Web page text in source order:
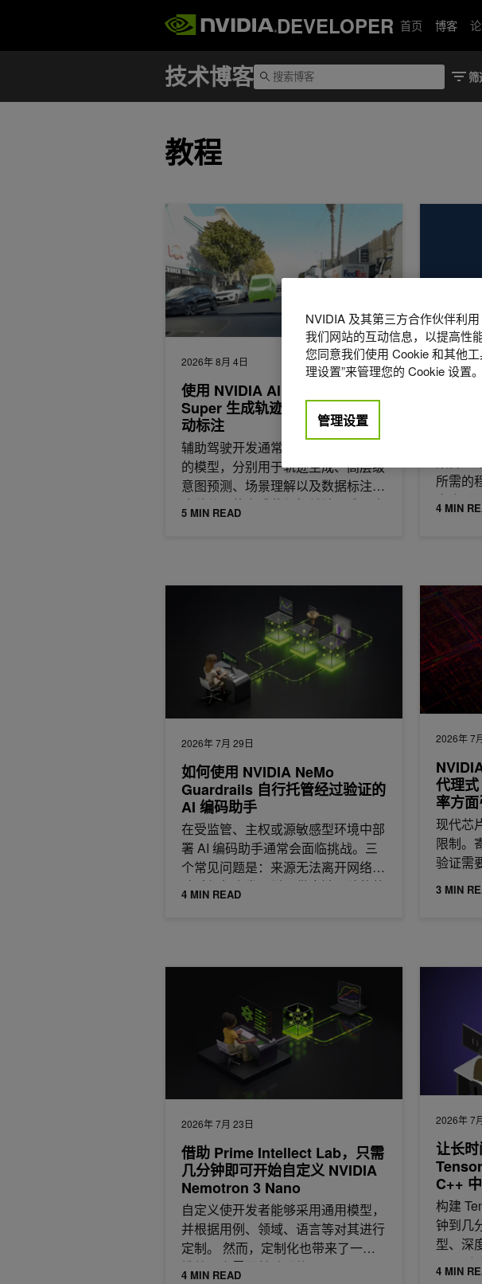
DEVELOPER 首页 博客
教程
2026年 8月 4日
使用 NVIDIA Alpamayo 2
Super 生成轨迹、推理路径和自
动标注
辅助驾驶开发通常依赖多个相互独立
的模型，分别用于轨迹生成、高层级
意图预测、场景理解以及数据标注。
这种分开的方式使得相关结果难以直
5 MIN READ
使用 NVIDIA Alpamayo 2 Super 生成轨迹、推理路径和自动
2026年 8
行隔
每个
所需的
多个团
4 MIN
如何在共
2026年 7月 29日
如何使用 NVIDIA NeMo
Guardrails 自行托管经过验证的
AI 编码助手
在受监管、主权或源敏感型环境中部
署 AI 编码助手通常会面临挑战。三
个常见问题是：来源无法离开网络；
助手偶尔会发明引入供应链风险的软
4 MIN READ
如何使用 NVIDIA NeMo Guardrails 自行托管经过验证的 AI
2026年 7
代理
率方
现代芯
限制。
验证需
3 MIN
NVIDIA
2026年 7月 23日
借助 Prime Intellect Lab，只需
几分钟即可开始自定义 NVIDIA
Nemotron 3 Nano
自定义使开发者能够采用通用模型，
并根据用例、领域、语言等对其进行
定制。 然而，定制化也带来了一些
挑战。它需要基础设施、
4 MIN READ
借助 Prime Intellect Lab，只需几分钟即可开始自定义
2026年 7
让长
C++
构建
钟到几
型、深
SKU
4 MIN
让长时间
NVIDIA 及其第三方合作伙伴利
我们网站的互动信息，以提高性
您同意我们使用 Cookie 和其他
理设置”来管理您的 Cookie 设置
管理设置